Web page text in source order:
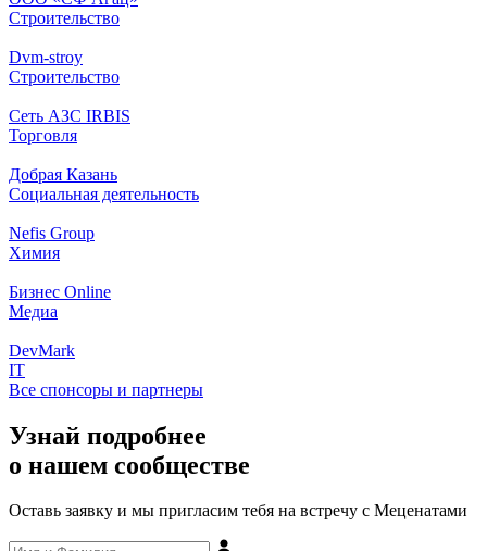
Строительство
Dvm-stroy
Строительство
Сеть АЗС IRBIS
Торговля
Добрая Казань
Социальная деятельность
Nefis Group
Химия
Бизнес Online
Медиа
DevMark
IT
Все спонсоры и партнеры
Узнай подробнее
о нашем сообществе
Оставь заявку и мы пригласим тебя на встречу с Меценатами